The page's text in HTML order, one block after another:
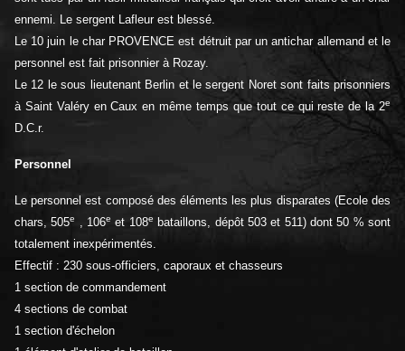
ennemi. Le sergent Lafleur est blessé.
Le 10 juin le char PROVENCE est détruit par un antichar allemand et le
personnel est fait prisonnier à Rozay.
Le 12 le sous lieutenant Berlin et le sergent Noret sont faits prisonniers
à Saint Valéry en Caux en même temps que tout ce qui reste de la 2e
D.C.r.
Personnel
Le personnel est composé des éléments les plus disparates (Ecole des
chars, 505e , 106e et 108e
bataillons, dépôt 503 et 511) dont 50 % sont
totalement inexpérimentés.
Effectif : 230 sous-officiers, caporaux et chasseurs
1 section de commandement
4 sections de combat
1 section d'échelon